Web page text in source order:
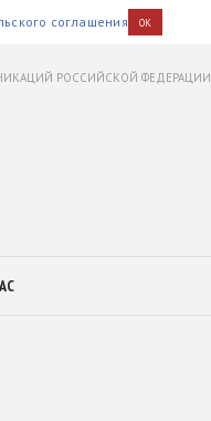
соглашения OK
РОССИЙСКОЙ ФЕДЕРАЦИИ